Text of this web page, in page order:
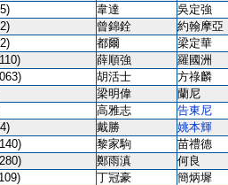
韋達 吳定強
曾錦銓 約翰摩亞
都爾 梁定華
薛順強 羅國洲
胡活士 方祿麟
梁明偉 蘭尼
高雅志 告東尼
戴勝 姚本輝
黎家駒 苗禮德
鄭雨滇 何良
丁冠豪 簡炳墀